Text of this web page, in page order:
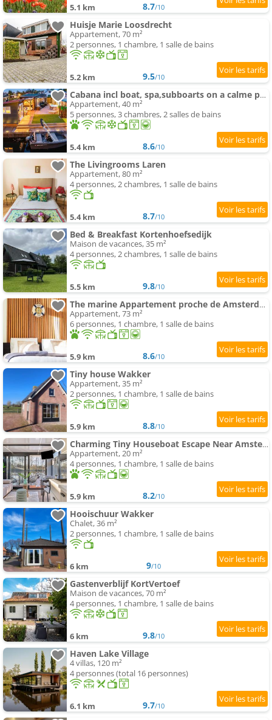
5.1 km 8.7/10
Huisje Marie Loosdrecht
Appartement, 70 m²
2 personnes, 1 chambre, 1 salle de bains
5.2 km 9.5/10
Cabana incl boat, spa,subboarts on a calme park avec private parking
Appartement, 40 m²
5 personnes, 3 chambres, 2 salles de bains
5.4 km 8.6/10
The Livingrooms Laren
Appartement, 80 m²
4 personnes, 2 chambres, 1 salle de bains
5.4 km 8.7/10
Bed & Breakfast Kortenhoefsedijk
Maison de vacances, 35 m²
4 personnes, 2 chambres, 1 salle de bains
5.5 km 9.8/10
The marine Appartement proche de Amsterdam by Weltevreden Experience
Appartement, 73 m²
6 personnes, 1 chambre, 1 salle de bains
5.9 km 8.6/10
Tiny house Wakker
Appartement, 35 m²
2 personnes, 1 chambre, 1 salle de bains
5.9 km 8.8/10
Charming Tiny Houseboat Escape Near Amsterdam by Weltevreden Experience
Appartement, 20 m²
4 personnes, 1 chambre, 1 salle de bains
5.9 km 8.2/10
Hooischuur Wakker
Chalet, 36 m²
2 personnes, 1 chambre, 1 salle de bains
6 km 9/10
Gastenverblijf KortVertoef
Maison de vacances, 70 m²
4 personnes, 1 chambre, 1 salle de bains
6 km 9.8/10
Haven Lake Village
4 villas, 120 m²
4 personnes (total 16 personnes)
6.1 km 9.7/10